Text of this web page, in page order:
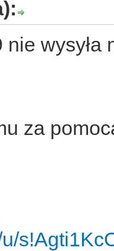
nie wysyła
za